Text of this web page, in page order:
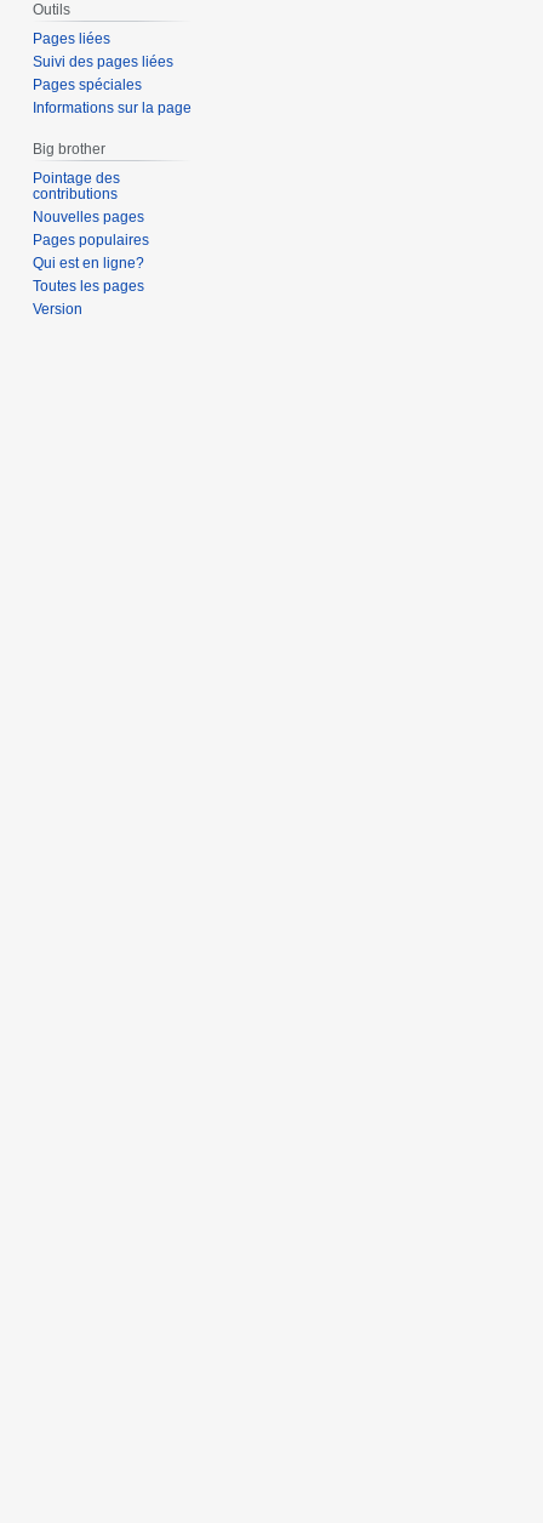
Outils
Pages liées
Suivi des pages liées
Pages spéciales
Informations sur la page
Big brother
Pointage des
contributions
Nouvelles pages
Pages populaires
Qui est en ligne?
Toutes les pages
Version